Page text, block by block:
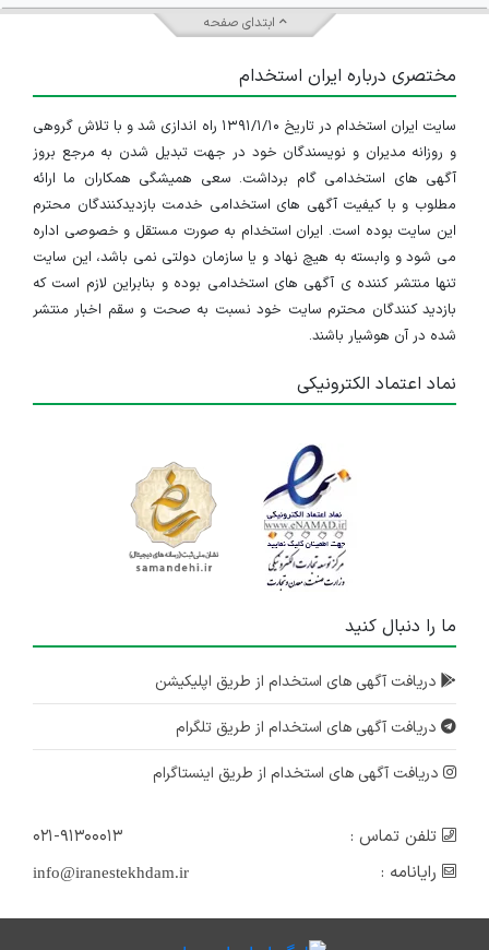
ابتدای صفحه
مختصری درباره ایران استخدام
سایت ایران استخدام در تاریخ ۱۳۹۱/۱/۱۰ راه اندازی شد و با تلاش گروهی
و روزانه مدیران و نویسندگان خود در جهت تبدیل شدن به مرجع بروز
آگهی های استخدامی گام برداشت. سعی همیشگی همکاران ما ارائه
مطلوب و با کیفیت آگهی های استخدامی خدمت بازدیدکنندگان محترم
این سایت بوده است. ایران استخدام به صورت مستقل و خصوصی اداره
می شود و وابسته به هیچ نهاد و یا سازمان دولتی نمی باشد، این سایت
تنها منتشر کننده ی آگهی های استخدامی بوده و بنابراین لازم است که
بازدید کنندگان محترم سایت خود نسبت به صحت و سقم اخبار منتشر
شده در آن هوشیار باشند.
نماد اعتماد الکترونیکی
ما را دنبال کنید
دریافت آگهی های استخدام از طریق اپلیکیشن
دریافت آگهی های استخدام از طریق تلگرام
دریافت آگهی های استخدام از طریق اینستاگرام
تلفن تماس :
۰۲۱-۹۱۳۰۰۰۱۳
رایانامه :
info@iranestekhdam.ir